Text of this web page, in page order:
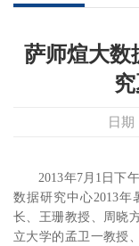
萨师煊大数
日期
2013年7月 1 日下午
数据研究中心2013年
长、王珊教授、周晓
立大学的孟卫一教授